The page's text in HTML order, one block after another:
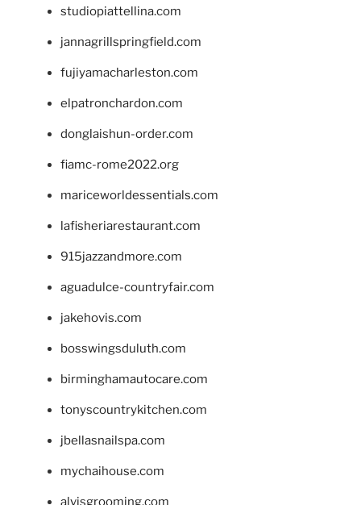
studiopiattellina.com
jannagrillspringfield.com
fujiyamacharleston.com
elpatronchardon.com
donglaishun-order.com
fiamc-rome2022.org
mariceworldessentials.com
lafisheriarestaurant.com
915jazzandmore.com
aguadulce-countryfair.com
jakehovis.com
bosswingsduluth.com
birminghamautocare.com
tonyscountrykitchen.com
jbellasnailspa.com
mychaihouse.com
alvisgrooming.com